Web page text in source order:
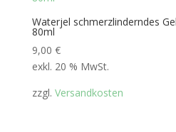
Waterjel schmerzlinderndes
80ml
9,00 €
exkl. 20 % MwSt.
zzgl. Versandkosten